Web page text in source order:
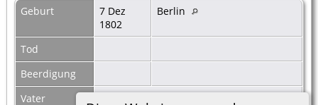
Geburt
7 Dez
1802
Berlin
Tod
Beerdigung
Vater